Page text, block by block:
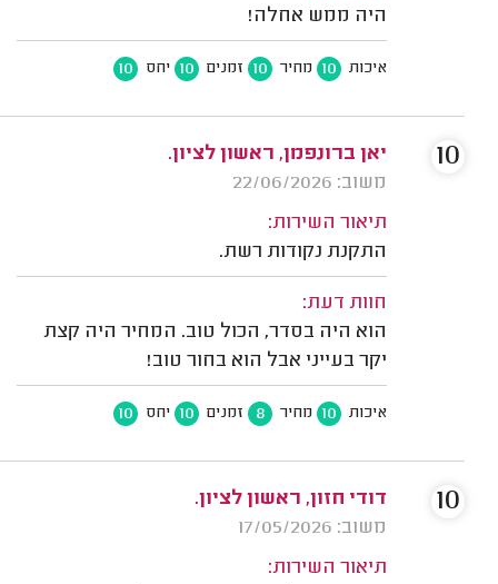
היה ממש אחלה!
איכות 10 מחיר 10 זמנים 10 יחס 10
יאן ברונפמן, ראשון לציון.
משוב: 22/06/2026
תיאור השירות:
התקנת נקודות רשת.
חוות דעת:
הוא היה בסדר, הכול טוב. המחיר היה קצת
יקר בעייני אבל הוא בחור טוב!
איכות 10 מחיר 8 זמנים 10 יחס 10
10
דודי חזון‬‎, ראשון לציון.
משוב: 17/05/2026
תיאור השירות:
10